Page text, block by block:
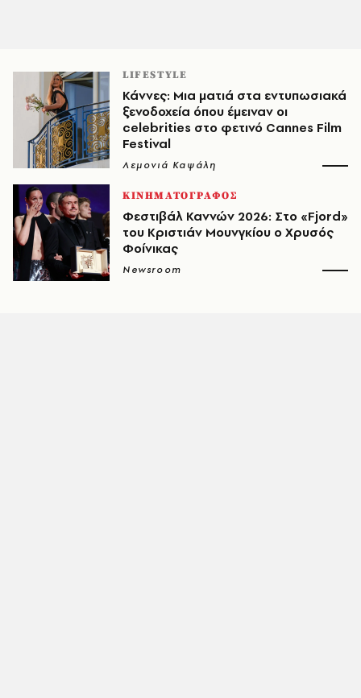
LIFESTYLE
Κάννες: Μια ματιά στα εντυπωσιακά
ξενοδοχεία όπου έμειναν οι
celebrities στο φετινό Cannes Film
Festival
Λεμονιά Καψάλη
ΚΙΝΗΜΑΤΟΓΡΑΦΟΣ
Φεστιβάλ Καννών 2026: Στο «Fjord»
του Κριστιάν Μουνγκίου ο Χρυσός
Φοίνικας
Newsroom